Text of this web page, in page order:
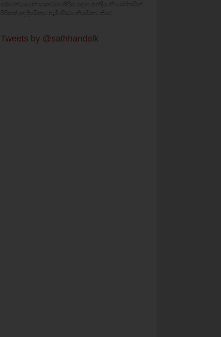
සම්බන්ධයෙන් සාකච්ඡා කිරීම සඳහා ඉන්දීය නියෝජිතයින්
පිරිසක් අද දිවයිනට පැමිණීමට නියමිතව තිබේ...
Tweets by @sathhandalk